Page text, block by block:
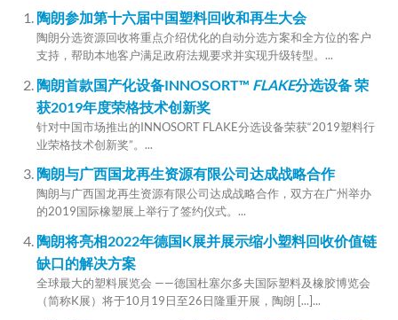
陶朗参加第十六届中国塑料回收和再生大会
陶朗分选资源回收将重点介绍优化的自动分选方案和全方位的客户
支持，帮助本地客户满足政府法规要求并实现升级转型。...
陶朗首款国产化设备INNOSORT™ FLAKE分选设备 荣
获2019年度荣格技术创新奖
针对中国市场推出的INNOSORT FLAKE分选设备荣获“2019塑料行
业荣格技术创新奖”。...
陶朗与广西国龙再生资源有限公司达成战略合作
陶朗与广西国龙再生资源有限公司达成战略合作，双方在广州举办
的2019国际橡塑展上举行了签约仪式。...
陶朗将亮相2022年德国K展并展示缩小塑料回收价值链
缺口的解决方案
全球最大的塑料展览会 ——德国杜塞尔多夫国际塑料及橡胶博览会
（简称K展）将于10月19日至26日隆重开展，陶朗 [...]...